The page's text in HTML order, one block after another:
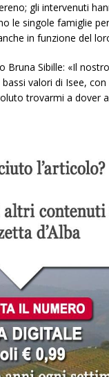
gli intervenuti
le singole famiglie
in funzione del
Bruna Sibille: «Il
valori di Isee,
trovarmi a dover